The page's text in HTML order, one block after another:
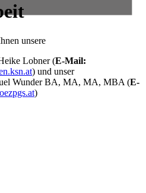
unsere
Lobner (E-Mail:
) und unser
Wunder BA, MA, MA, MBA (E-
)